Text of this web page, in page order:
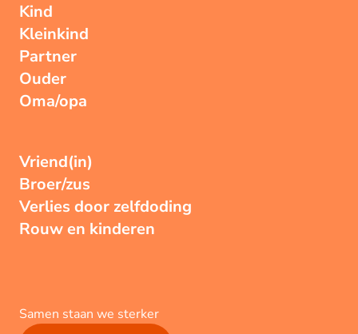
Kind
Kleinkind
Partner
Ouder
Oma/opa
Vriend(in)
Broer/zus
Verlies door zelfdoding
Rouw en kinderen
Samen staan we sterker